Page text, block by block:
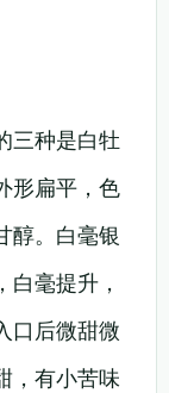
三种是白牡
形扁平，色
醇。白毫银
毫提升，
口后微甜微
，有小苦味